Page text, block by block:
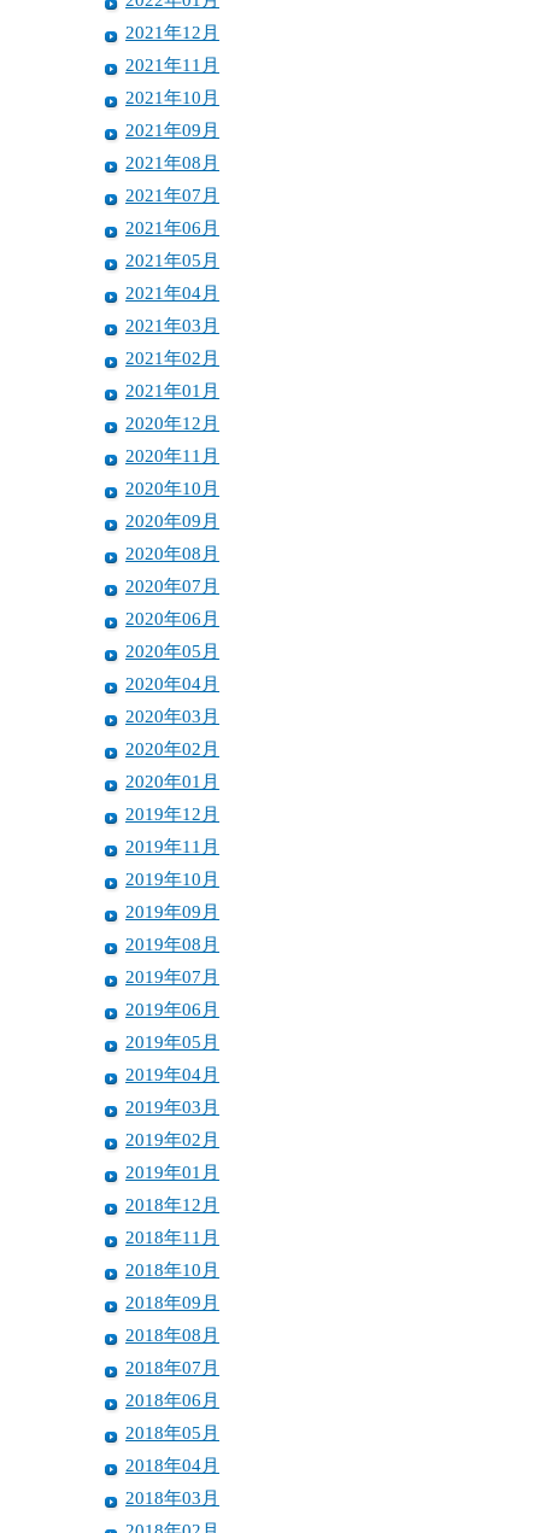
2021年12月
2021年11月
2021年10月
2021年09月
2021年08月
2021年07月
2021年06月
2021年05月
2021年04月
2021年03月
2021年02月
2021年01月
2020年12月
2020年11月
2020年10月
2020年09月
2020年08月
2020年07月
2020年06月
2020年05月
2020年04月
2020年03月
2020年02月
2020年01月
2019年12月
2019年11月
2019年10月
2019年09月
2019年08月
2019年07月
2019年06月
2019年05月
2019年04月
2019年03月
2019年02月
2019年01月
2018年12月
2018年11月
2018年10月
2018年09月
2018年08月
2018年07月
2018年06月
2018年05月
2018年04月
2018年03月